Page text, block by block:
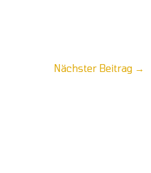
Nächster Beitrag →